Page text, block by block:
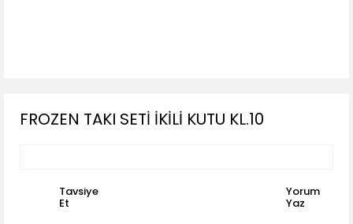
FROZEN TAKI SETİ İKİLİ KUTU KL.10
Tavsiye
Et
Yorum
Yaz